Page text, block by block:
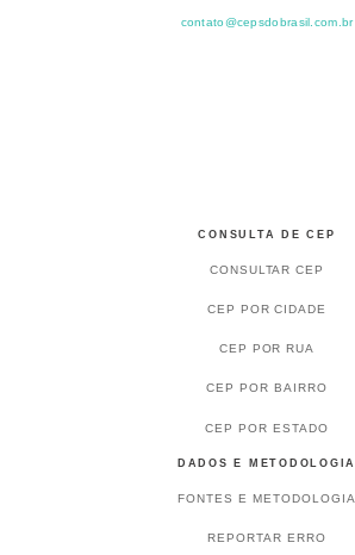
contato@cepsdobrasil.com.br
CONSULTA DE CEP
CONSULTAR CEP
CEP POR CIDADE
CEP POR RUA
CEP POR BAIRRO
CEP POR ESTADO
DADOS E METODOLOGIA
FONTES E METODOLOGIA
REPORTAR ERRO